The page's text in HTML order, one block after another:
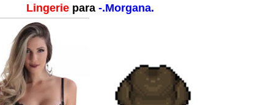
Lingeriepara -.Morgana.